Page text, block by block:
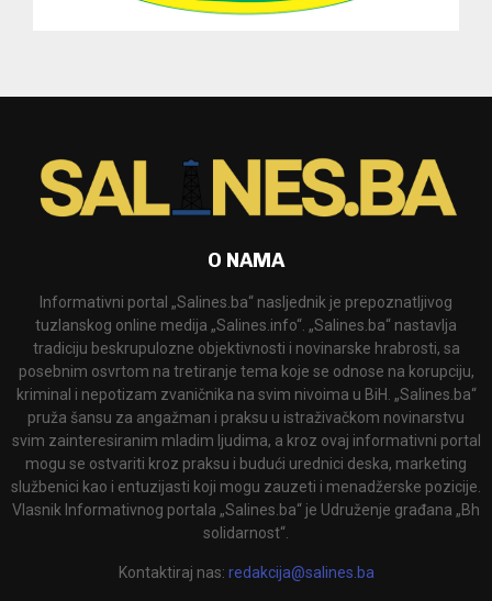
O NAMA
Informativni portal „Salines.ba“ nasljednik je prepoznatljivog
tuzlanskog online medija „Salines.info“. „Salines.ba“ nastavlja
tradiciju beskrupulozne objektivnosti i novinarske hrabrosti, sa
posebnim osvrtom na tretiranje tema koje se odnose na korupciju,
kriminal i nepotizam zvaničnika na svim nivoima u BiH. „Salines.ba“
pruža šansu za angažman i praksu u istraživačkom novinarstvu
svim zainteresiranim mladim ljudima, a kroz ovaj informativni portal
mogu se ostvariti kroz praksu i budući urednici deska, marketing
službenici kao i entuzijasti koji mogu zauzeti i menadžerske pozicije.
Vlasnik Informativnog portala „Salines.ba“ je Udruženje građana „Bh
solidarnost“.
Kontaktiraj nas: redakcija@salines.ba